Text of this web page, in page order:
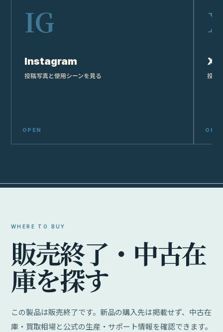
Instagram
投稿写真と使用シーンを見る
X
投稿
WHERE TO BUY
販売終了 ・ 中古在
庫を探す
この製品は販売終了です。新品の購入先は掲載せず、中古在
庫・買取相場と公式の生産・サポート情報を確認できます。